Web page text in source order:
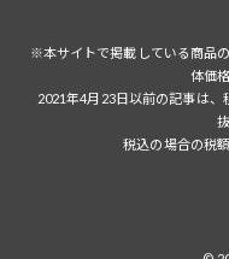
※本サイトで掲載している商品
体価
2021年4月23日以前の記事は
税込の場合の税